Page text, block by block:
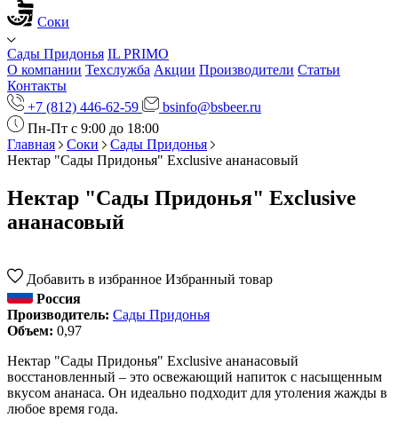
Соки
Сады Придонья IL PRIMO
О компании Техслужба Акции Производители Статьи
Контакты
+7 (812) 446-62-59
bsinfo@bsbeer.ru
Пн-Пт с 9:00 до 18:00
Главная
Соки
Сады Придонья
Нектар "Сады Придонья" Exclusive ананасовый
Нектар "Сады Придонья" Exclusive
ананасовый
Добавить в избранное Избранный товар
Россия
Производитель: Сады Придонья
Объем: 0,97
Нектар "Сады Придонья" Exclusive ананасовый
восстановленный – это освежающий напиток с насыщенным
вкусом ананаса. Он идеально подходит для утоления жажды в
любое время года.